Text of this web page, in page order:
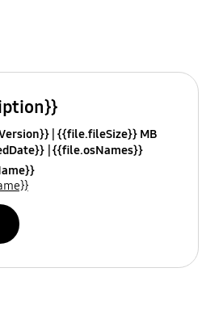
{{file.fileSize}} MB
{{file.osNames}}